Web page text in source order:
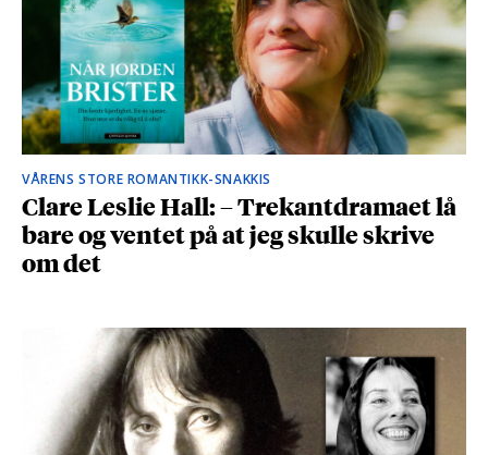
VÅRENS STORE ROMANTIKK-SNAKKIS
Clare Leslie Hall: – Trekantdramaet lå
bare og ventet på at jeg skulle skrive
om det